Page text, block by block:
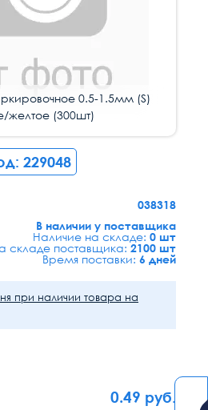
0.5-1.5мм (S)
желтое (300шт)
229048
038318
В наличии у поставщика
Наличие на складе: 0 шт
складе поставщика: 2100 шт
Время поставки: 6 дней
при наличии товара на
0.49 руб.